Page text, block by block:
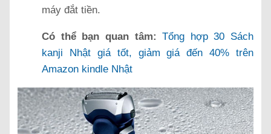
máy đắt tiền.
Có thể bạn quan tâm: Tổng hợp 30 Sách
kanji Nhật giá tốt, giảm giá đến 40% trên
Amazon kindle Nhật